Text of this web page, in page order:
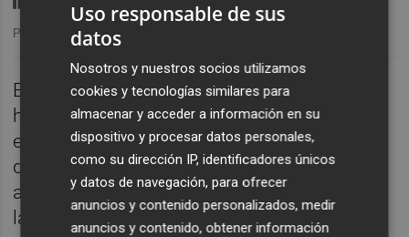
Publicado: 06/02/2026 ·
España tiene 6,5 enfermeras por cada mil
habitantes, muy por debajo de la media
europea. La precariedad laboral y la falta de
desarrollo profesional empujan a muchas a
abandonar la profesión. El déficit afecta ya a
la calidad del sistema sanitario.
Uso responsable de sus
datos
Nosotros y nuestros socios utilizamos
cookies y tecnologías similares para
almacenar y acceder a información en su
dispositivo y procesar datos personales,
como su dirección IP, identificadores únicos
y datos de navegación, para ofrecer
anuncios y contenido personalizados, medir
anuncios y contenido, obtener información